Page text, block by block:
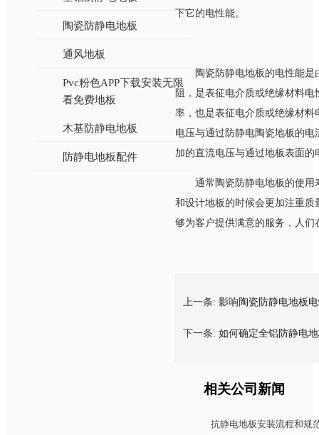
陶瓷防静电地板
通风地板
Pvc粉色APP下载安装无限
看免费地板
木基防静电地板
防静电地板配件
下它的电性能。
陶瓷防静电地板的电性能是
阻，是表征电介质或绝缘材料
率，也是表征电介质或绝缘材料
电压与通过防静电陶瓷地板的电流
加的直流电压与通过地板表面的电流
通常陶瓷防静电地板的使用寿
和设计地板的时候会更加注重质量
够为客户提供满意的服务，人
上一条: 影响陶瓷防静电地板
下一条: 如何确定全铝防静电
相关公司新闻
抗静电地板安装流程和规